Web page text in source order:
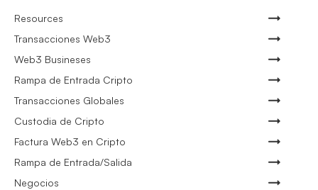
Resources
Transacciones Web3
Web3 Busineses
Rampa de Entrada Cripto
Transacciones Globales
Custodia de Cripto
Factura Web3 en Cripto
Rampa de Entrada/Salida
Negocios